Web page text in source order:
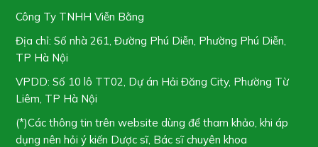
Công Ty TNHH Viễn Bằng
Địa chỉ: Số nhà 261, Đường Phú Diễn, Phường Phú Diễn,
TP Hà Nội
VPDD: Số 10 lô TT02, Dự án Hải Đăng City, Phường Từ
Liêm, TP Hà Nội
(*)Các thông tin trên website dùng để tham khảo, khi áp
dụng nên hỏi ý kiến Dược sĩ, Bác sĩ chuyên khoa